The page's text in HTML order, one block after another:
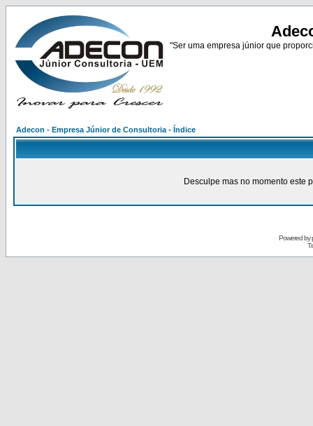
"Ser uma empresa júnior que
Adecon - Empresa Júnior de Consultoria - Índice
Desculpe mas no momento este
Powered by